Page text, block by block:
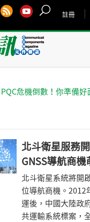
註冊
危機倒數！你準備好
北斗衛星服務
GNSS導航商機
北斗衛星系統將開
位導航商機。2012
運後，中國大陸政
共運輸系統標案，